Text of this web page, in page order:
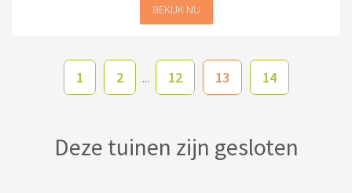
BEKIJK NU
1 2 ... 12 13 14
Deze tuinen zijn gesloten